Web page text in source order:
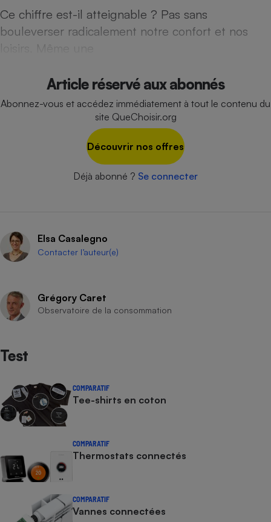
Ce chiffre est-il atteignable ? Pas sans
bouleverser radicalement notre confort et nos
loisirs. Même une
Article réservé aux abonnés
Abonnez-vous et accédez immédiatement à tout le contenu du
site QueChoisir.org
Découvrir nos offres
Déjà abonné ? Se connecter
Elsa Casalegno
Contacter l’auteur(e)
Grégory Caret
Observatoire de la consommation
Test
COMPARATIF
Tee-shirts en coton
COMPARATIF
Thermostats connectés
COMPARATIF
Vannes connectées